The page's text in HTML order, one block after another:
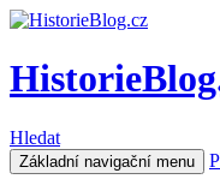
Hledat
Základní navigační menu